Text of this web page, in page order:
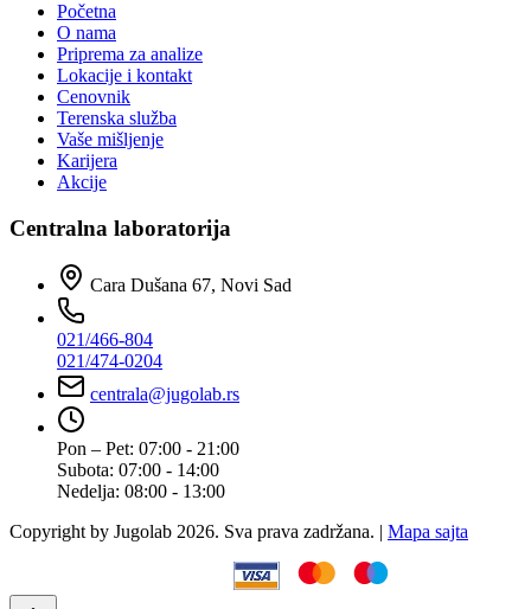
Početna
O nama
Priprema za analize
Lokacije i kontakt
Cenovnik
Terenska služba
Vaše mišljenje
Karijera
Akcije
Centralna laboratorija
Cara Dušana 67, Novi Sad
021/466-804
021/474-0204
centrala@jugolab.rs
Pon – Pet: 07:00 - 21:00
Subota: 07:00 - 14:00
Nedelja: 08:00 - 13:00
Copyright by Jugolab 2026. Sva prava zadržana. | Mapa sajta